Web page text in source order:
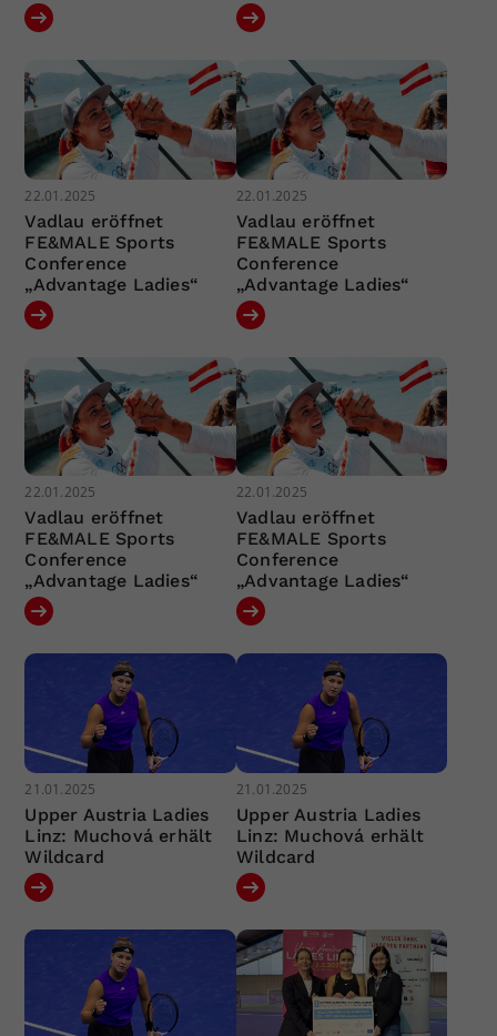
22.01.2025
Vadlau eröffnet
FE&MALE Sports
Conference
„Advantage Ladies“
22.01.2025
Vadlau eröffnet
FE&MALE Sports
Conference
„Advantage Ladies“
22.01.2025
Vadlau eröffnet
FE&MALE Sports
Conference
„Advantage Ladies“
22.01.2025
Vadlau eröffnet
FE&MALE Sports
Conference
„Advantage Ladies“
21.01.2025
Upper Austria Ladies
Linz: Muchová erhält
Wildcard
21.01.2025
Upper Austria Ladies
Linz: Muchová erhält
Wildcard